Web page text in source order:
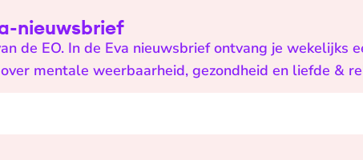
nieuwsbrief
de EO. In de Eva nieuwsbrief ontvang je wekelijks
mentale weerbaarheid, gezondheid en liefde &